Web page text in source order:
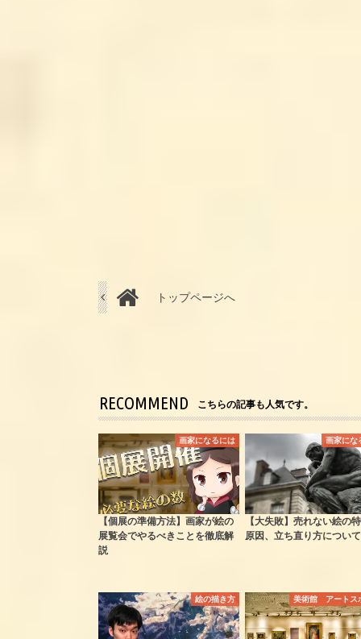
トップページへ
RECOMMEND こちらの記事も人気です。
画家になるには
【個展の準備方法】画家が絵の
展覧会でやるべきことを徹底解
説
画家にな
【大失敗】売れない絵の
原因、立ち直り方につい
絵の描き方 美術館 アートス